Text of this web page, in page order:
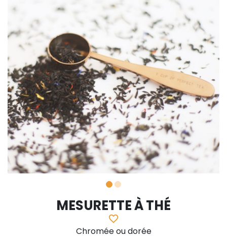
MESURETTE À THÉ
favorite_border
Chromée ou dorée